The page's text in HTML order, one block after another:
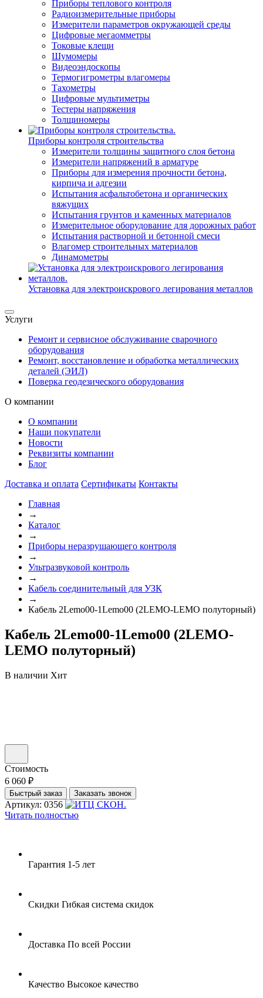
Приборы теплового контроля
Радиоизмерительные приборы
Измерители параметров окружающей среды
Цифровые мегаомметры
Токовые клещи
Шумомеры
Видеоэндоскопы
Термогигрометры влагомеры
Тахометры
Цифровые мультиметры
Тестеры напряжения
Толщиномеры
Приборы контроля строительства
Измерители толщины защитного слоя бетона
Измерители напряжений в арматуре
Приборы для измерения прочности бетона,
кирпича и адгезии
Испытания асфальтобетона и органических
вяжущих
Испытания грунтов и каменных материалов
Измерительное оборудование для дорожных работ
Испытания растворной и бетонной смеси
Влагомер строительных материалов
Динамометры
Установка для электроискрового легирования металлов
Услуги
Ремонт и сервисное обслуживание сварочного
оборудования
Ремонт, восстановление и обработка металлических
деталей (ЭИЛ)
Поверка геодезического оборудования
О компании
О компании
Наши покупатели
Новости
Реквизиты компании
Блог
Доставка и оплата Сертификаты Контакты
Главная
→
Каталог
→
Приборы неразрушающего контроля
→
Ультразвуковой контроль
→
Кабель соединительный для УЗК
→
Кабель 2Lemo00-1Lemo00 (2LEMO-LEMO полуторный)
Кабель 2Lemo00-1Lemo00 (2LEMO-
LEMO полуторный)
В наличии Хит
Стоимость
6 060 ₽
Быстрый заказ Заказать звонок
Артикул: 0356
Читать полностью
Гарантия 1-5 лет
Скидки Гибкая система скидок
Доставка По всей России
Качество Высокое качество